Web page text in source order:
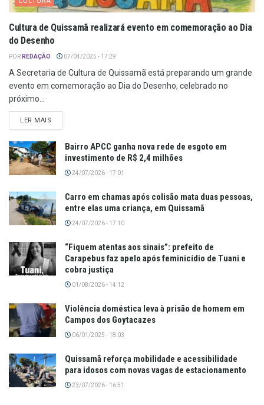
Cultura de Quissamã realizará evento em comemoração ao Dia
do Desenho
POR REDAÇÃO 07/04/2025 - 17:29
A Secretaria de Cultura de Quissamã está preparando um grande
evento em comemoração ao Dia do Desenho, celebrado no
próximo...
LER MAIS
Bairro APCC ganha nova rede de esgoto em
investimento de R$ 2,4 milhões
24/07/2026 - 17:01
Carro em chamas após colisão mata duas pessoas,
entre elas uma criança, em Quissamã
24/07/2026 - 17:10
“Fiquem atentas aos sinais”: prefeito de
Carapebus faz apelo após feminicídio de Tuani e
cobra justiça
01/08/2026 - 14:12
Violência doméstica leva à prisão de homem em
Campos dos Goytacazes
06/01/2025 - 18:03
Quissamã reforça mobilidade e acessibilidade
para idosos com novas vagas de estacionamento
23/07/2026 - 16:51